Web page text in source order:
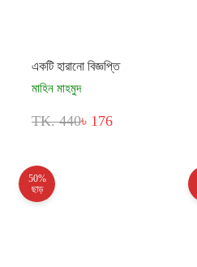
একটি হারানো বিজ্ঞপ্তি
মাহিন মাহমুদ
TK. 440৳ 176
50%
ছাড়